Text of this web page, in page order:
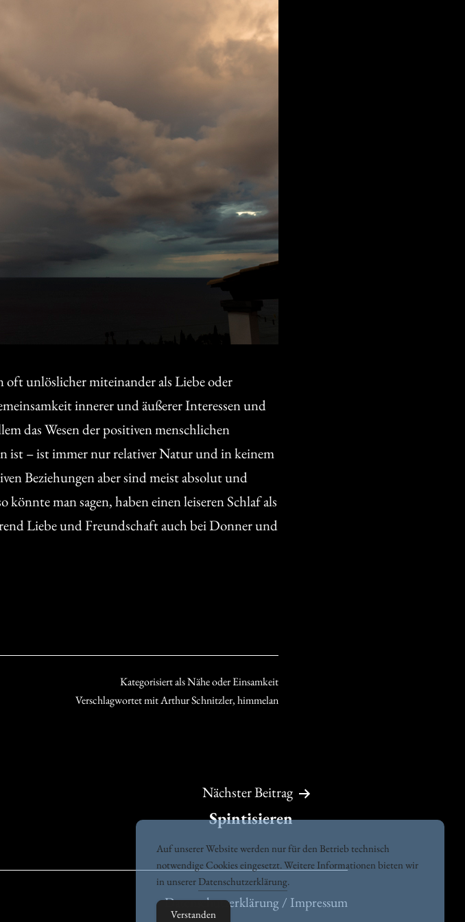
unlöslicher miteinander als Liebe oder
innerer und äußerer Interessen und
das Wesen der positiven menschlichen
ist – ist immer nur relativer Natur und in keinem
Beziehungen aber sind meist absolut und
man sagen, haben einen leiseren Schlaf als
Liebe und Freundschaft auch bei Donner und
Kategorisiert alsNähe oder Einsamkeit
Verschlagwortet mitArthur Schnitzler,himmelan
Nächster Beitrag
Spintisieren
Datenschutzerklärung / Impressum
Auf unserer Website werden nur für den Betrieb technisch
notwendige Cookies eingesetzt. Weitere Informationen bieten wir
in unserer Datenschutzerklärung.
Verstanden